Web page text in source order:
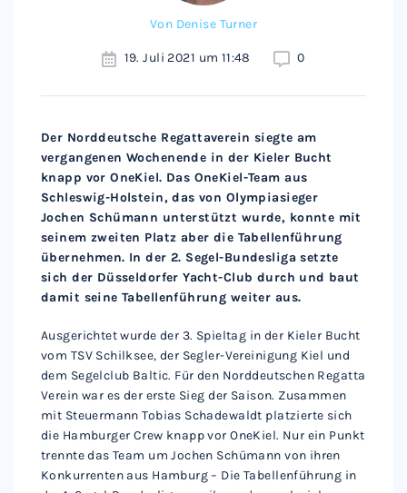
Von Denise Turner
19. Juli 2021 um 11:48 0
Der Norddeutsche Regattaverein siegte am
vergangenen Wochenende in der Kieler Bucht
knapp vor OneKiel. Das OneKiel-Team aus
Schleswig-Holstein, das von Olympiasieger
Jochen Schümann unterstützt wurde, konnte mit
seinem zweiten Platz aber die Tabellenführung
übernehmen. In der 2. Segel-Bundesliga setzte
sich der Düsseldorfer Yacht-Club durch und baut
damit seine Tabellenführung weiter aus.
Ausgerichtet wurde der 3. Spieltag in der Kieler Bucht
vom TSV Schilksee, der Segler-Vereinigung Kiel und
dem Segelclub Baltic. Für den Norddeutschen Regatta
Verein war es der erste Sieg der Saison. Zusammen
mit Steuermann Tobias Schadewaldt platzierte sich
die Hamburger Crew knapp vor OneKiel. Nur ein Punkt
trennte das Team um Jochen Schümann von ihren
Konkurrenten aus Hamburg – Die Tabellenführung in